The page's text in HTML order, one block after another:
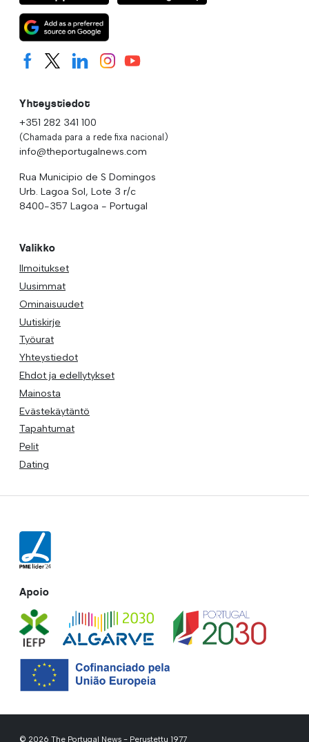
Yhteystiedot
+351 282 341 100
(Chamada para a rede fixa nacional)
info@theportugalnews.com
Rua Municipio de S Domingos
Urb. Lagoa Sol, Lote 3 r/c
8400-357 Lagoa - Portugal
Valikko
Ilmoitukset
Uusimmat
Ominaisuudet
Uutiskirje
Työurat
Yhteystiedot
Ehdot ja edellytykset
Mainosta
Evästekäytäntö
Tapahtumat
Pelit
Dating
Apoio
© 2026 The Portugal News - Perustettu 1977